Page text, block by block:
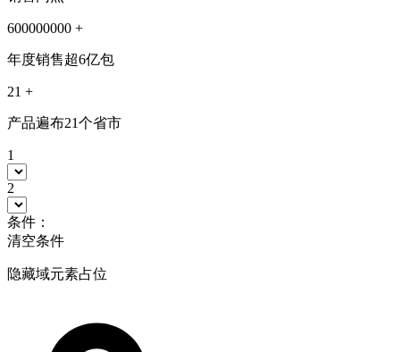
600000000 +
年度销售超6亿包
21 +
产品遍布21个省市
1
2
条件：
清空条件
隐藏域元素占位